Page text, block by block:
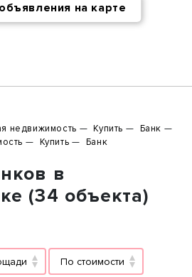
на карте
недвижимость Купить
Банк
Купить Банк
в
(34 объекта)
По стоимости